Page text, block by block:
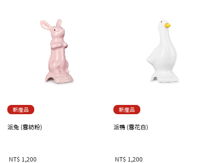
新產品
派兔 (雪紡粉)
NT$ 1,200
新產品
派鴨 (雪花白)
NT$ 1,200